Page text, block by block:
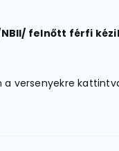
/NBII/ felnőtt férfi
versenyekre